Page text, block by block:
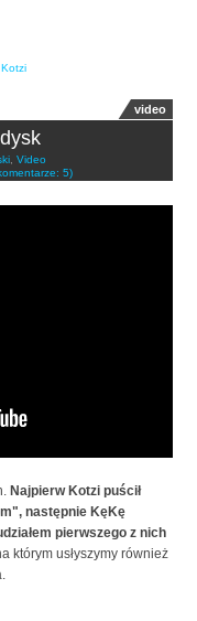
Kotzi
video
, Video
5)
Najpierw Kotzi puścił
następnie KęKę
pierwszego z nich
którym usłyszymy również